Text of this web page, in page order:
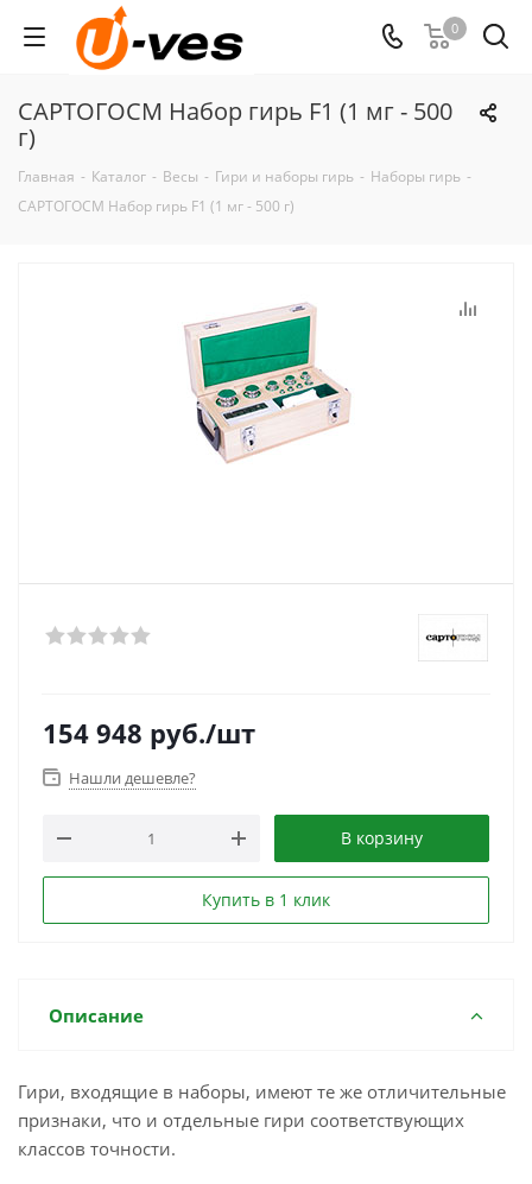
0
САРТОГОСМ Набор гирь F1 (1 мг - 500
г)
Главная - Каталог - Весы - Гири и наборы гирь - Наборы гирь -
САРТОГОСМ Набор гирь F1 (1 мг - 500 г)
154 948 руб./шт
Нашли дешевле?
В корзину
Купить в 1 клик
Описание
Гири, входящие в наборы, имеют те же отличительные
признаки, что и отдельные гири соответствующих
классов точности.